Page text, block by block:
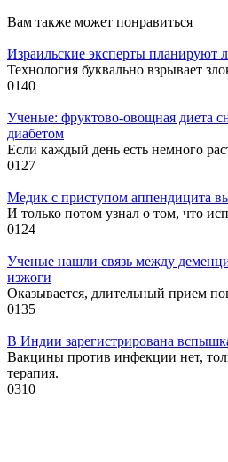
Вам также может понравиться
Израильские эксперты планируют
Технология буквально взрывает
0140
Ученые: фруктово-овощная диета
диабетом
Если каждый день есть немного
0127
Медик с приступом аппендицита
И только потом узнал о том, что
0124
Ученые нашли связь между
изжоги
Оказывается, длительный прием
0135
В Индии зарегистрирована
Вакцины против инфекции нет,
терапия.
0310